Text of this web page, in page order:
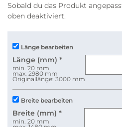
Sobald du das Produkt
oben deaktiviert.
Länge bearbeiten
Länge (mm) *
min. 20 mm
max. 2980 mm
Originallänge: 3000 mm
Breite bearbeiten
Breite (mm) *
min. 20 mm